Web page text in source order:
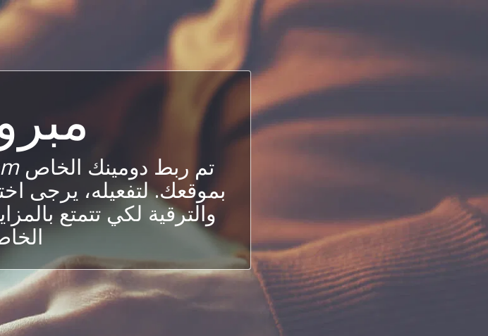
تم ربط دومينك الخاص
بموقعك. لتفعيله، يرجى
والترقية لكي تتمتع